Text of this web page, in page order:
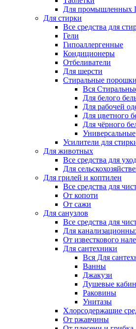
Для
Для стирки
Все средства для
Гели
Гипоаллергенные
Кондиционеры
Отбеливатели
Для шерсти
Стиральные порошки
Вся
Для белого
Для рабочей
Для цветного
Для чёрного
Универсальные
Усилители для
Для животных
Все средства для
Для
Для грилей и коптилен
Все средства для
От копоти
От сажи
Для санузлов
Все средства для
Для
От известкового
Для сантехники
Вся Для
Ванны
Джакузи
Душевые
Раковины
Унитазы
Хлорсодержащие
От ржавчины